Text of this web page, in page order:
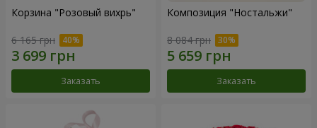
Корзина "Розовый вихрь"
6 165 грн
Заказать
Композиция "Ностальжи"
8 084 грн
Заказать